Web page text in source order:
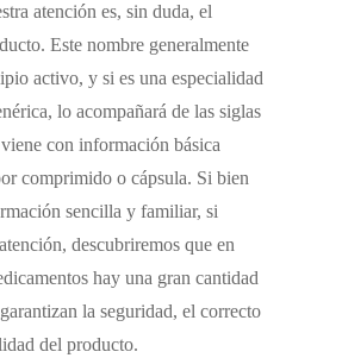
atención es, sin duda, el
Este nombre generalmente
activo, y si es una especialidad
lo acompañará de las siglas
con información básica
comprimido o cápsula. Si bien
sencilla y familiar, si
descubriremos que en
hay una gran cantidad
la seguridad, el correcto
del producto.